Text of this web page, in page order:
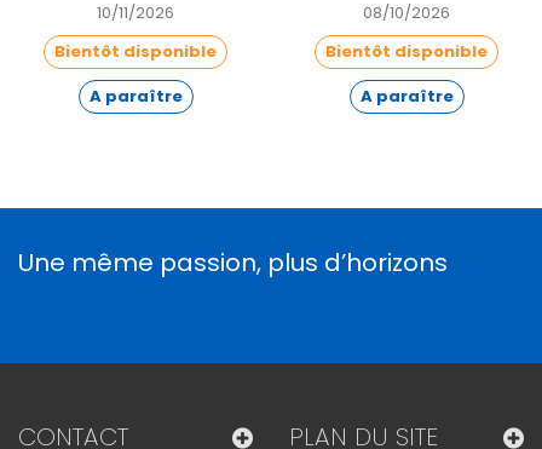
10/11/2026
Bientôt disponible
A paraître
08/10/2026
Bientôt disponible
A paraître
Une même passion, plus d’horizons
CONTACT PLAN DU SITE